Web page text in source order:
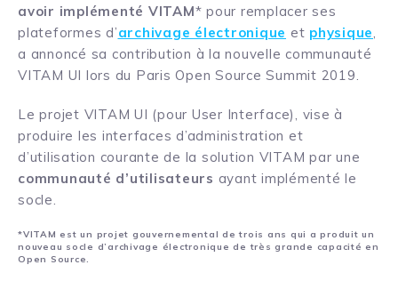
avoir implémenté VITAM* pour remplacer ses
plateformes d’archivage électronique et physique,
a annoncé sa contribution à la nouvelle communauté
VITAM UI lors du Paris Open Source Summit 2019.
Le projet VITAM UI (pour User Interface), vise à
produire les interfaces d’administration et
d’utilisation courante de la solution VITAM par une
communauté d’utilisateurs ayant implémenté le
socle.
*VITAM est un projet gouvernemental de trois ans qui a produit un
nouveau socle d’archivage électronique de très grande capacité en
Open Source.